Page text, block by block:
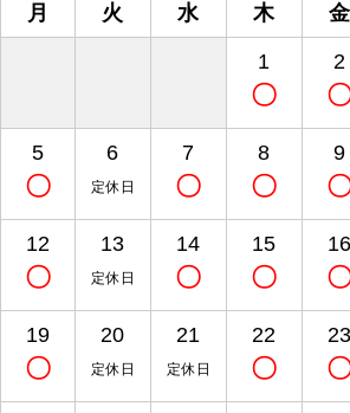
月 火 水 木 金
1
〇
2
5
〇
6
定休日
7
〇
8
〇
9
12
〇
13
定休日
14
〇
15
〇
16
19
〇
20
定休日
21
定休日
22
〇
23